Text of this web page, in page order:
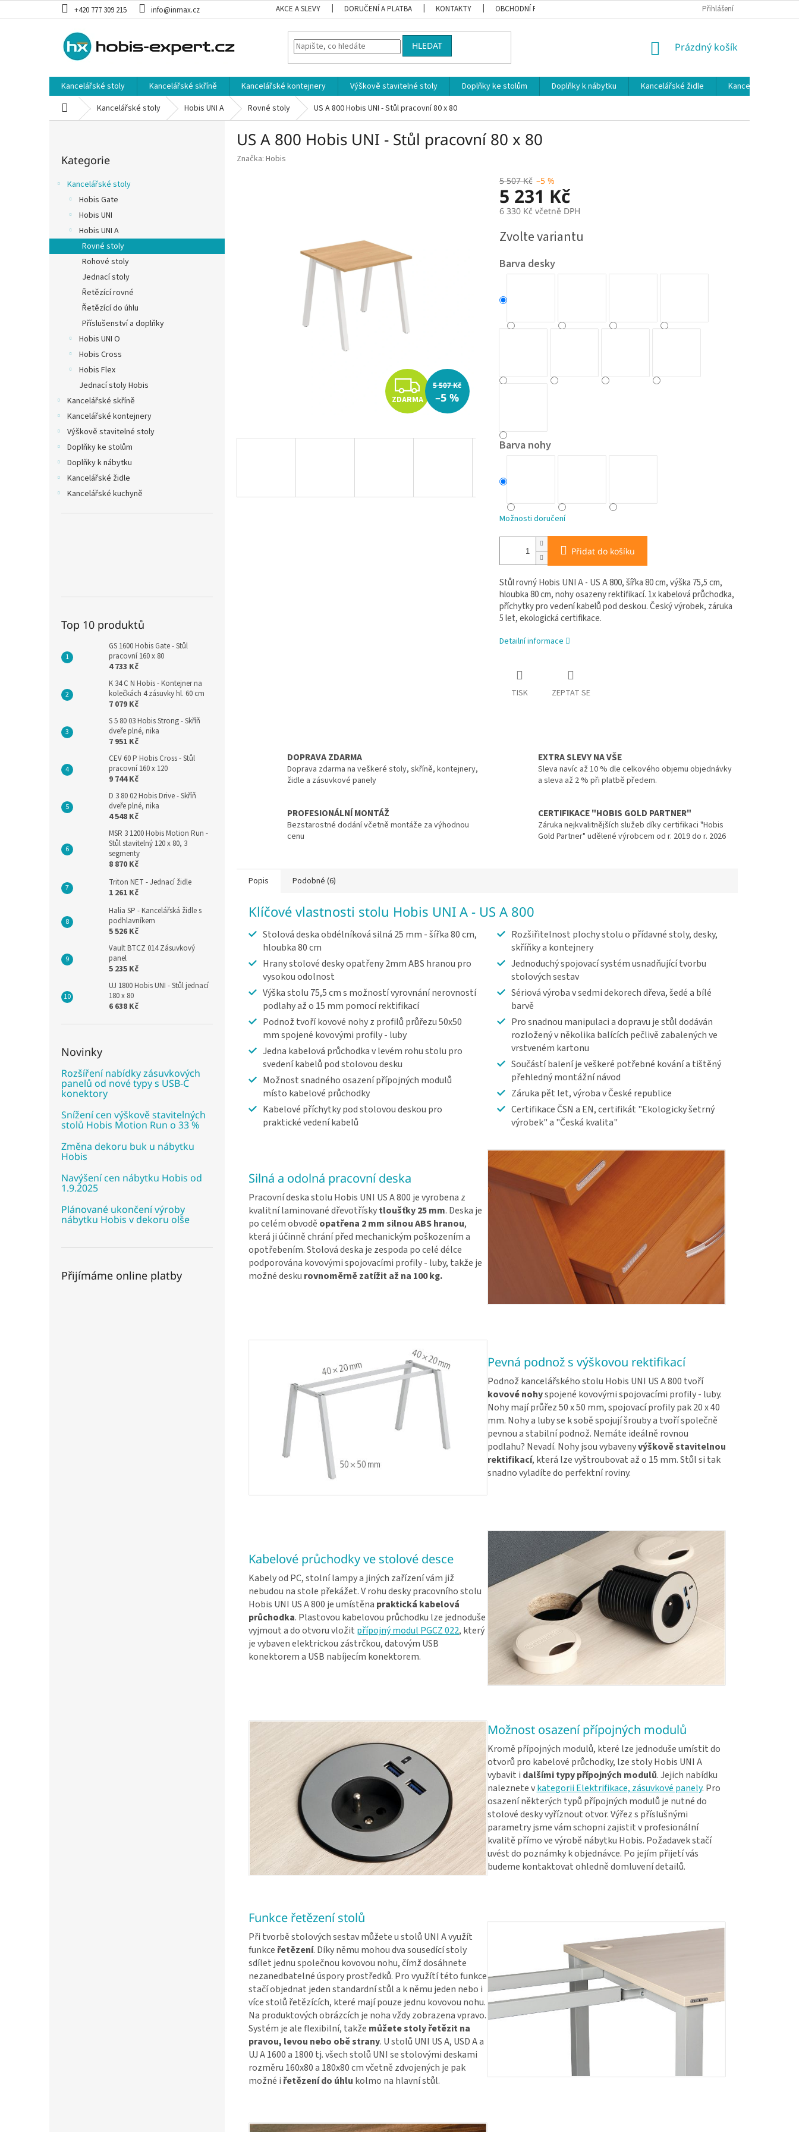
na
+420 777 309 215 info@inmax.cz AKCE A SLEVY DORUČENÍ A PLATBA KONTAKTY OBCHODNÍ PODMÍNKY Přihlášení
HLEDAT
NÁKUPNÍ
Prázdný košík
Kancelářské stoly Kancelářské skříně Kancelářské kontejnery Výškově stavitelné stoly Doplňky ke stolům Doplňky k nábytku Kancelářské židle
Kancelářské
Domů Kancelářské stoly Hobis UNI A Rovné stoly US A 800 Hobis UNI - Stůl pracovní 80 x 80
a
kategorie
Kategorie
Kancelářské stoly
Hobis Gate
Hobis UNI
Hobis UNI A
Rovné stoly
Rohové stoly
Jednací stoly
Řetězící rovné
Řetězící do úhlu
Příslušenství a doplňky
Hobis UNI O
Hobis Cross
Hobis Flex
Jednací stoly Hobis
Kancelářské skříně
Kancelářské kontejnery
Výškově stavitelné stoly
Doplňky ke stolům
Doplňky k nábytku
Kancelářské židle
Kancelářské kuchyně
Top 10 produktů
GS 1600 Hobis Gate - Stůl
pracovní 160 x 80
4 733 Kč
K 34 C N Hobis - Kontejner na
kolečkách 4 zásuvky hl. 60 cm
7 079 Kč
S 5 80 03 Hobis Strong - Skříň
dveře plné, nika
7 951 Kč
CEV 60 P Hobis Cross - Stůl
pracovní 160 x 120
9 744 Kč
D 3 80 02 Hobis Drive - Skříň
dveře plné, nika
4 548 Kč
MSR 3 1200 Hobis Motion Run -
Stůl stavitelný 120 x 80, 3
segmenty
8 870 Kč
Triton NET - Jednací židle
1 261 Kč
Halia SP - Kancelářská židle s
podhlavníkem
5 526 Kč
Vault BTCZ 014 Zásuvkový
panel
5 235 Kč
UJ 1800 Hobis UNI - Stůl jednací
180 x 80
6 638 Kč
Novinky
Rozšíření nabídky zásuvkových
panelů od nové typy s USB-C
konektory
Snížení cen výškově stavitelných
stolů Hobis Motion Run o 33 %
Změna dekoru buk u nábytku
Hobis
Navýšení cen nábytku Hobis od
1.9.2025
Plánované ukončení výroby
nábytku Hobis v dekoru olše
Přijímáme online platby
US A 800 Hobis UNI - Stůl pracovní 80 x 80
Značka: Hobis
Z
D
A
ZDARMA
5 507 Kč
–5 %
5 507 Kč –5 %
5 231 Kč
6 330 Kč včetně DPH
cena:
Zvolte variantu
Barva desky
Barva nohy
Možnosti doručení
Přidat do košíku
Stůl rovný Hobis UNI A - US A 800, šířka 80 cm, výška 75,5 cm,
hloubka 80 cm, nohy osazeny rektifikací. 1x kabelová průchodka,
příchytky pro vedení kabelů pod deskou. Český výrobek, záruka
5 let, ekologická certifikace.
Detailní informace
TISK ZEPTAT SE
DOPRAVA ZDARMA
Doprava zdarma na veškeré stoly, skříně, kontejnery,
židle a zásuvkové panely
EXTRA SLEVY NA VŠE
Sleva navíc až 10 % dle celkového objemu objednávky
a sleva až 2 % při platbě předem.
PROFESIONÁLNÍ MONTÁŽ
Bezstarostné dodání včetně montáže za výhodnou
cenu
CERTIFIKACE "HOBIS GOLD PARTNER"
Záruka nejkvalitnějších služeb díky certifikaci "Hobis
Gold Partner" udělené výrobcem od r. 2019 do r. 2026
Popis Podobné (6)
Klíčové vlastnosti stolu Hobis UNI A - US A 800
Stolová deska obdélníková silná 25 mm - šířka 80 cm,
hloubka 80 cm
Hrany stolové desky opatřeny 2mm ABS hranou pro
vysokou odolnost
Výška stolu 75,5 cm s možností vyrovnání nerovností
podlahy až o 15 mm pomocí rektifikací
Podnož tvoří kovové nohy z profilů průřezu 50x50
mm spojené kovovými profily - luby
Jedna kabelová průchodka v levém rohu stolu pro
svedení kabelů pod stolovou desku
Možnost snadného osazení přípojných modulů
místo kabelové průchodky
Kabelové příchytky pod stolovou deskou pro
praktické vedení kabelů
Rozšiřitelnost plochy stolu o přídavné stoly, desky,
skříňky a kontejnery
Jednoduchý spojovací systém usnadňující tvorbu
stolových sestav
Sériová výroba v sedmi dekorech dřeva, šedé a bílé
barvě
Pro snadnou manipulaci a dopravu je stůl dodáván
rozložený v několika balících pečlivě zabalených ve
vrstveném kartonu
Součástí balení je veškeré potřebné kování a tištěný
přehledný montážní návod
Záruka pět let, výroba v České republice
Certifikace ČSN a EN, certifikát "Ekologicky šetrný
výrobek" a "Česká kvalita"
Silná a odolná pracovní deska
Pracovní deska stolu Hobis UNI US A 800 je vyrobena z
kvalitní laminované dřevotřískytloušťky 25 mm. Deska je
po celém obvodě opatřena 2 mm silnou ABS hranou,
která ji účinně chrání před mechanickým poškozením a
opotřebením. Stolová deska je zespoda po celé délce
podporována kovovými spojovacími profily - luby, takže je
možné desku rovnoměrně zatížit až na 100 kg.
Pevná podnož s výškovou rektifikací
Podnož kancelářského stolu Hobis UNI US A 800 tvoří
kovové nohyspojené kovovými spojovacími profily - luby.
Nohy mají průřez 50 x 50 mm, spojovací profily pak 20 x 40
mm. Nohy a luby se k sobě spojují šrouby a tvoří společně
pevnou a stabilní podnož. Nemáte ideálně rovnou
podlahu? Nevadí. Nohy jsou vybavenyvýškově stavitelnou
rektifikací, která lze vyštroubovat až o 15 mm. Stůl si tak
snadno vyladíte do perfektní roviny.
Kabelové průchodky ve stolové desce
Kabely od PC, stolní lampy a jiných zařízení vám již
nebudou na stole překážet. V rohu desky pracovního stolu
Hobis UNI US A 800 je umístěna praktická kabelová
průchodka. Plastovou kabelovou průchodku lze jednoduše
vyjmout a do otvoru vložit přípojný modul PGCZ 022, který
je vybaven elektrickou zástrčkou, datovým USB
konektorem a USB nabíjecím konektorem.
Možnost osazení přípojných modulů
Kromě přípojných modulů, které lze jednoduše umístit do
otvorů pro kabelové průchodky, lze stoly Hobis UNI A
vybavit i dalšími typy přípojných modulů. Jejich nabídku
naleznete vkategorii Elektrifikace, zásuvkové panely. Pro
osazení některých typů přípojných modulů je nutné do
stolové desky vyříznout otvor. Výřez s příslušnými
parametry jsme vám schopni zajistit v profesionální
kvalitě přímo ve výrobě nábytku Hobis. Požadavek stačí
uvést do poznámky k objednávce. Po jejím přijetí vás
budeme kontaktovat ohledně domluvení detailů.
Funkce řetězení stolů
Při tvorbě stolových sestav můžete u stolů UNI A využít
funkce řetězení. Díky němu mohou dva sousedící stoly
sdílet jednu společnou kovovou nohu, čímž dosáhnete
nezanedbatelné úspory prostředků. Pro využítí této funkce
stačí objednat jeden standardní stůl a k němu jeden nebo i
více stolů řetězících, které mají pouze jednu kovovou nohu.
Na produktových obrázcích je noha vždy zobrazena vpravo.
Systém je ale flexibilní, takže můžete stoly řetězit na
pravou, levou nebo obě strany. U stolů UNI US A, USD A a
UJ A 1600 a 1800 tj. všech stolů UNI se stolovými deskami
rozměru 160x80 a 180x80 cm včetně zdvojených je pak
možné i řetězení do úhlu kolmo na hlavní stůl.